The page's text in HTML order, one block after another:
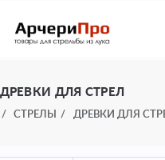
ДРЕВКИ ДЛЯ СТРЕЛ
СТРЕЛЫ ДРЕВКИ ДЛЯ